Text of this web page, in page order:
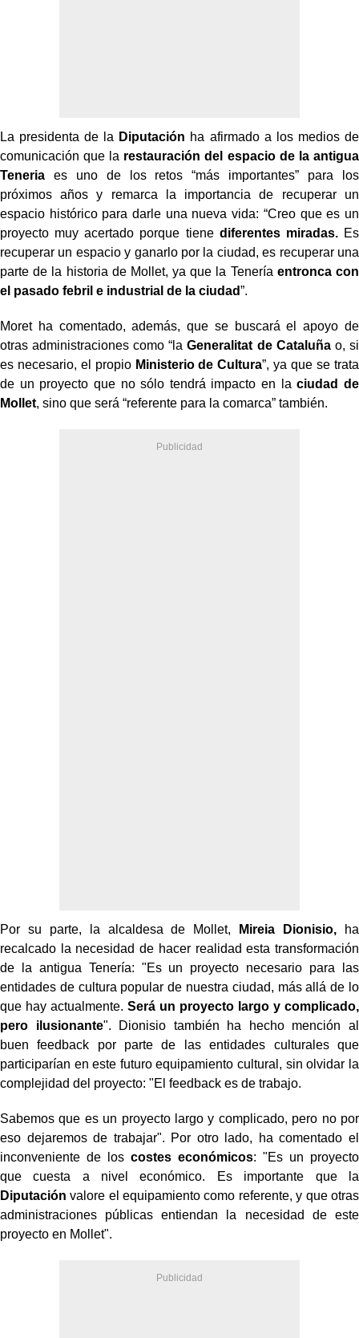
La presidenta de la Diputación ha afirmado a los medios de
comunicación que la restauración del espacio de la antigua
Teneria es uno de los retos “más importantes” para los
próximos años y remarca la importancia de recuperar un
espacio histórico para darle una nueva vida: “Creo que es un
proyecto muy acertado porque tiene diferentes miradas.Es
recuperar un espacio y ganarlo por la ciudad, es recuperar una
parte de la historia de Mollet, ya que la Tenería entronca con
el pasado febril e industrial de la ciudad”.
Moret ha comentado, además, que se buscará el apoyo de
otras administraciones como “laGeneralitat de Cataluñao, si
es necesario, el propioMinisterio de Cultura”, ya que se trata
de un proyecto que no sólo tendrá impacto en laciudad de
Mollet, sino que será “referente para la comarca” también.
Por su parte, la alcaldesa de Mollet, Mireia Dionisio, ha
recalcado la necesidad de hacer realidad esta transformación
de la antigua Tenería: "Es un proyecto necesario para las
entidades de cultura popular de nuestra ciudad, más allá de lo
que hay actualmente. Será un proyecto largo y complicado,
pero ilusionante". Dionisio también ha hecho mención al
buen feedback por parte de las entidades culturales que
participarían en este futuro equipamiento cultural, sin olvidar la
complejidad del proyecto: "El feedback es de trabajo.
Sabemos que es un proyecto largo y complicado, pero no por
eso dejaremos de trabajar". Por otro lado, ha comentado el
inconveniente de loscostes económicos: "Es un proyecto
que cuesta a nivel económico. Es importante que la
Diputación valore el equipamiento como referente, y que otras
administraciones públicas entiendan la necesidad de este
proyecto en Mollet".